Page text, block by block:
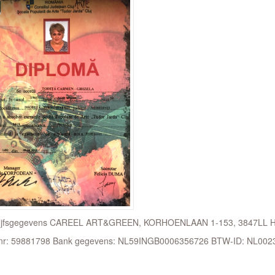
CAREEL ART&GREEN, KORHOENLAAN 1-153, 3847LL
59881798 Bank gegevens: NL59INGB0006356726 BTW-ID: